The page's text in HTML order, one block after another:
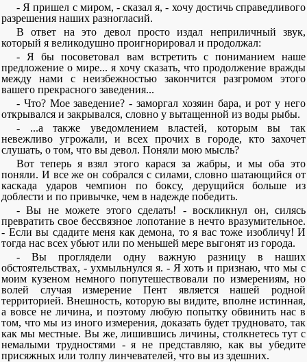
- Я пришел с миром, - сказал я, - хочу достичь справедливого
разрешения наших разногласий.
В ответ на это девол просто издал неприличный звук,
который я великодушно проигнорировал и продолжал:
- Я бы посоветовал вам встретить с пониманием наше
предложение о мире... я хочу сказать, что продолжение вражды
между нами с неизбежностью закончится разгромом этого
вашего прекрасного заведения...
- Что? Мое заведение? - заморгал хозяин бара, и рот у него
открывался и закрывался, словно у вытащенной из воды рыбы.
- ...а также уведомлением властей, которым вы так
невежливо угрожали, и всех прочих в городе, кто захочет
слушать, о том, что вы девол. Поняли мою мысль?
Вот теперь я взял этого карася за жабры, и мы оба это
поняли. И все же он собрался с силами, словно шатающийся от
каскада ударов чемпион по боксу, дерущийся больше из
доблести и по привычке, чем в надежде победить.
- Вы не можете этого сделать! - воскликнул он, силясь
превратить свое бессвязное лопотание в нечто вразумительное.
- Если вы сдадите меня как демона, то я вас тоже изобличу! И
тогда нас всех убьют или по меньшей мере выгонят из города.
- Вы проглядели одну важную разницу в наших
обстоятельствах, - ухмыльнулся я. - Я хоть и признаю, что мы с
моим кузеном немного попутешествовали по измерениям, но
волей случая измерение Пент является нашей родной
территорией. Внешность, которую вы видите, вполне истинная,
а вовсе не личина, и поэтому любую попытку обвинить нас в
том, что мы из иного измерения, доказать будет трудновато, так
как мы местные. Вы же, лишившись личины, столкнетесь тут с
немалыми трудностями - я не представляю, как вы убедите
присяжных или толпу линчевателей, что вы из здешних.